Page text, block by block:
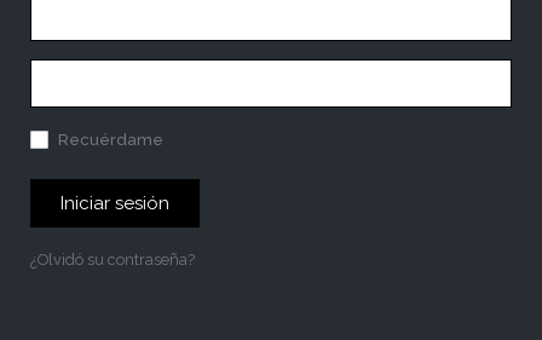
Recuérdame
Iniciar sesión
¿Olvidó su contraseña?